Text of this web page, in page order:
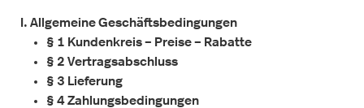
I. Allgemeine Geschäftsbedingungen
§ 1 Kundenkreis – Preise – Rabatte
§ 2 Vertragsabschluss
§ 3 Lieferung
§ 4 Zahlungsbedingungen